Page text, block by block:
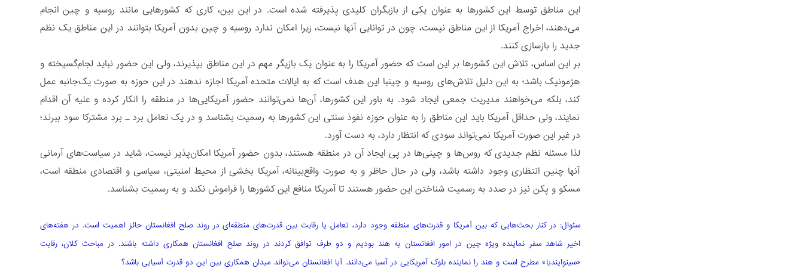
این مناطق توسط این کشورها به عنوان یکی از بازیگران کلیدی پذیرفته شده است. در این بین، کاری که کشورهایی مانند روسیه و چین انجام
می‌دهند، اخراج آمریکا از این مناطق نیست، چون در توانایی آنها نیست، زیرا امکان ندارد روسیه و چین بدون آمریکا بتوانند در این مناطق یک نظم
جدید را بازسازی کنند.
بر این اساس، تلاش این کشورها بر این است که حضور آمریکا را به عنوان یک بازیگر مهم در این مناطق بپذیرند، ولی این حضور نباید لجام‌گسیخته و
هژمونیک باشد؛ به این دلیل تلاش‌های روسیه و چینبا این هدف است که به ایالات متحده آمریکا اجازه ندهند در این حوزه به صورت یک‌جانبه عمل
کند، بلکه می‌خواهند مدیریت جمعی ایجاد شود. به باور این کشورها، آن‌ها نمی‌توانند حضور آمریکایی‌ها در منطقه را انکار کرده و علیه آن اقدام
نمایند، ولی حداقل آمریکا باید این مناطق را به عنوان حوزه نفوذ سنتی این کشورها به رسمیت بشناسد و در یک تعامل برد ـ برد مشترکا سود ببرند؛
در غیر این صورت آمریکا نمی‌تواند سودی که انتظار دارد، به دست آورد.
لذا مسئله نظم جدیدی که روس‌ها و چینی‌ها در پی ایجاد آن در منطقه هستند، بدون حضور آمریکا امکان‌پذیر نیست، شاید در سیاست‌های آرمانی‌
آنها چنین انتظاری وجود داشته باشد، ولی در حال حاظر و به صورت واقع‌بینانه، آمریکا بخشی از محیط امنیتی، سیاسی و اقتصادی منطقه است،
مسکو و پکن نیز در صدد به رسمیت شناختن این حضور هستند تا آمریکا منافع این کشورها را فراموش نکند و به رسمیت بشناسد.
سئوال: در کنار بحث‌هایی که بین آمریکا و قدرت‌های منطقه وجود دارد، تعامل یا رقابت بین قدرت‌های منطقه‌ای در روند صلح افغانستان حائز اهمیت است. در هفته‌های
اخیر شاهد سفر نماینده ویژه چین در امور افغانستان به هند بودیم و دو طرف توافق کردند در روند صلح افغانستان همکاری داشته باشند. در مباحث کلان، رقابت
«سینوایندیا» مطرح است و هند را نماینده بلوک آمریکایی در آسیا می‌دانند. آیا افغانستان می‌تواند میدان همکاری بین این دو قدرت آسیایی باشد؟